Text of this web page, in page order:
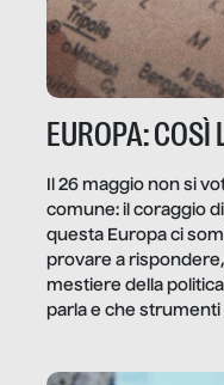
EUROPA:
Il 26 maggio non si
comune: il coraggio
questa Europa ci
provare a
mestiere della
parla e che